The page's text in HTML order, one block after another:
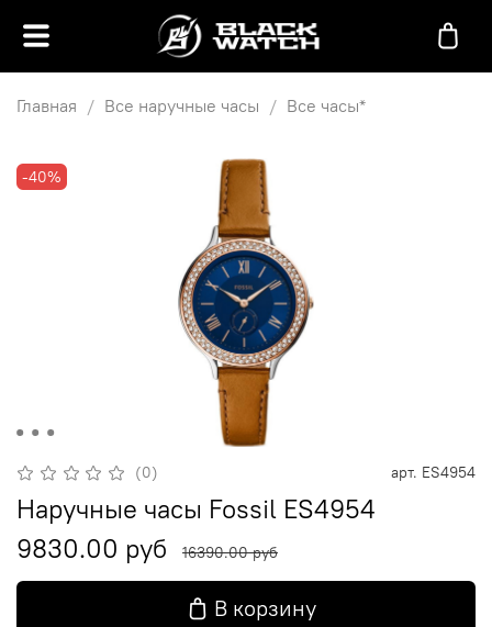
Главная Все наручные часы Все часы*
-40%
(0) арт. ES4954
Наручные часы Fossil ES4954
9830.00 руб
16390.00 руб
В корзину